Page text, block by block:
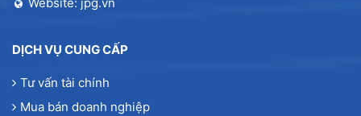
DỊCH VỤ CUNG CẤP
Tư vấn tài chính
Mua bán doanh nghiệp